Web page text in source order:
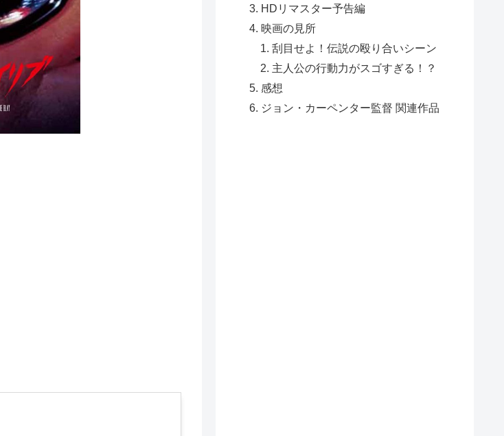
HDリマスター予告編
映画の見所
刮目せよ！伝説の殴り合いシーン
主人公の行動力がスゴすぎる！？
感想
ジョン・カーペンター監督 関連作品